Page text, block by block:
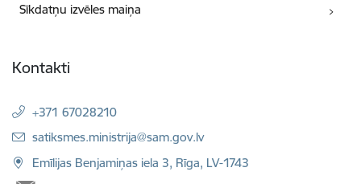
Sīkdatņu izvēles maiņa
Kontakti
+371 67028210
E-pasts:
satiksmes.ministrija@sam.gov.lv
Emīlijas Benjamiņas iela 3, Rīga, LV-1743